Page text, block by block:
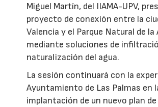
Miguel Martín, del IIAMA-UPV,
proyecto de conexión entre la
Valencia y el Parque Natural de la
mediante soluciones de
naturalización del agua.
La sesión continuará con la
Ayuntamiento de Las Palmas en
implantación de un nuevo plan